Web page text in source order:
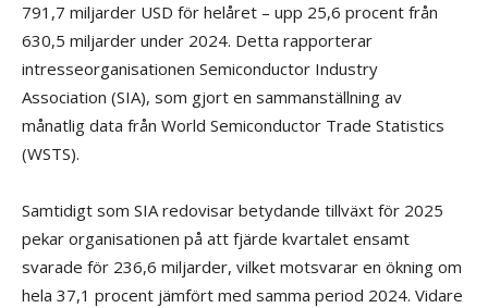
791,7 miljarder USD för helåret – upp 25,6 procent från
630,5 miljarder under 2024. Detta rapporterar
intresseorganisationen Semiconductor Industry
Association (SIA), som gjort en sammanställning av
månatlig data från World Semiconductor Trade Statistics
(WSTS).
Samtidigt som SIA redovisar betydande tillväxt för 2025
pekar organisationen på att fjärde kvartalet ensamt
svarade för 236,6 miljarder, vilket motsvarar en ökning om
hela 37,1 procent jämfört med samma period 2024. Vidare